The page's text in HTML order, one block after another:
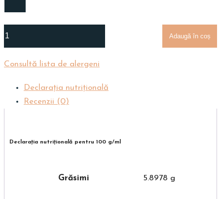
Adaugă în coș
Consultă lista de alergeni
Declarația nutriţională
Recenzii (0)
Declarația nutriţională pentru 100 g/ml
Grăsimi 5.8978 g